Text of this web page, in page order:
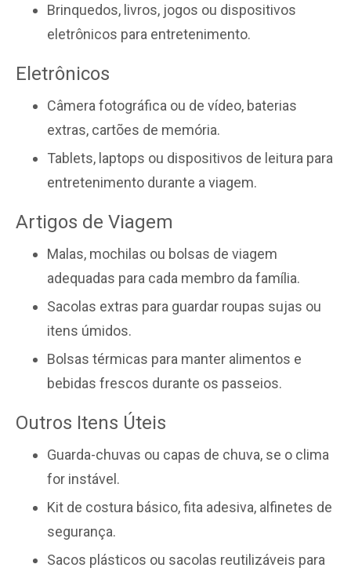
Brinquedos, livros, jogos ou dispositivos
eletrônicos para entretenimento.
Eletrônicos
Câmera fotográfica ou de vídeo, baterias
extras, cartões de memória.
Tablets, laptops ou dispositivos de leitura para
entretenimento durante a viagem.
Artigos de Viagem
Malas, mochilas ou bolsas de viagem
adequadas para cada membro da família.
Sacolas extras para guardar roupas sujas ou
itens úmidos.
Bolsas térmicas para manter alimentos e
bebidas frescos durante os passeios.
Outros Itens Úteis
Guarda-chuvas ou capas de chuva, se o clima
for instável.
Kit de costura básico, fita adesiva, alfinetes de
segurança.
Sacos plásticos ou sacolas reutilizáveis para